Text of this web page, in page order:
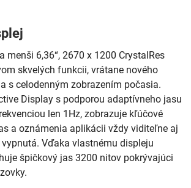
menši 6,36“, 2670 x 1200 CrystalRes
skvelých funkcii, vrátane nového
s celodenným zobrazením počasia.
Display s podporou adaptívneho jasu
len 1Hz, zobrazuje kľúčové
a oznámenia aplikácii vždy viditeľne aj
Vďaka vlastnému displeju
špičkový jas 3200 nitov pokrývajúci